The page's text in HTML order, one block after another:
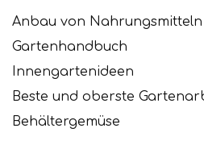
Anbau von Nahrungsmitteln
Gartenhandbuch
Innengartenideen
Beste und oberste
Behältergemüse